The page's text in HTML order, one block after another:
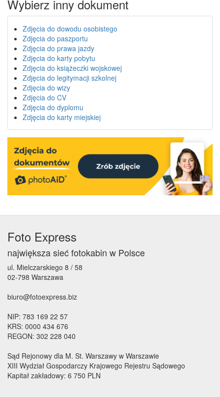
Wybierz inny dokument
Zdjęcia do dowodu osobistego
Zdjęcia do paszportu
Zdjęcia do prawa jazdy
Zdjęcia do karty pobytu
Zdjęcia do książeczki wojskowej
Zdjęcia do legitymacji szkolnej
Zdjęcia do wizy
Zdjęcia do CV
Zdjęcia do dyplomu
Zdjęcia do karty miejskiej
Foto Express
największa sieć fotokabin w Polsce
ul. Mielczarskiego 8 / 58
02-798 Warszawa
biuro@fotoexpress.biz
NIP: 783 169 22 57
KRS: 0000 434 676
REGON: 302 228 040
Sąd Rejonowy dla M. St. Warszawy w Warszawie
XIII Wydział Gospodarczy Krajowego Rejestru Sądowego
Kapitał zakładowy: 6 750 PLN